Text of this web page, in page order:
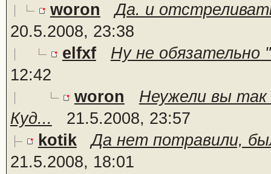
woron
Да. и
20.5.2008, 23:38
elfxf
Ну не
12:42
woron
Неужели вы
Куд...
21.5.2008, 23:57
kotik
Да нет потравили,
21.5.2008, 18:01